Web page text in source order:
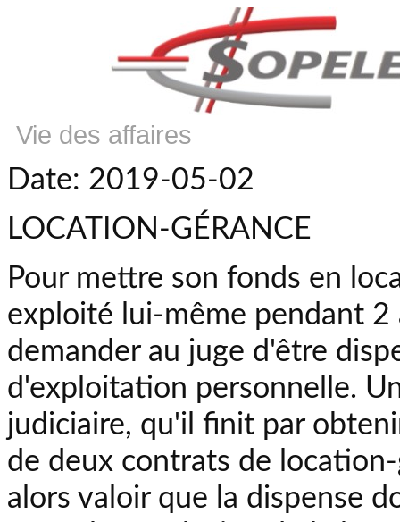
Vie des affaires
Date: 2019-05-02
LOCATION-GÉRANCE
Pour mettre son fonds en
exploité lui-même pendant
demander au juge d'être
d'exploitation personnelle.
judiciaire, qu'il finit par
de deux contrats de
alors valoir que la dispense